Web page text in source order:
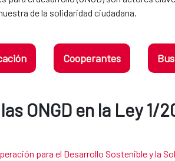
de la solidaridad ciudadana.
Cooperantes
ONGD en la Ley 1/
para el Desarrollo Sostenible y la